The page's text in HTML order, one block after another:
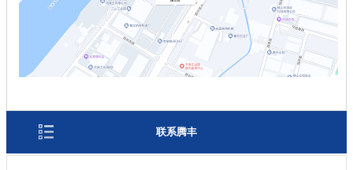
联系腾丰